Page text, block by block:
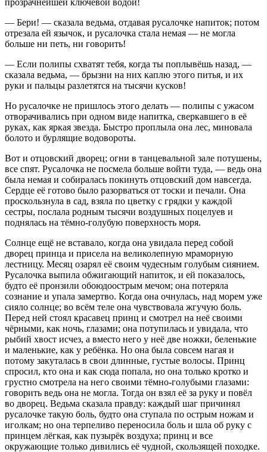
— Бери! — сказала ведьма, отдавая русалочке напиток; потом
отрезала ей язычок, и русалочка стала немая — не могла
больше ни петь, ни говорить!
— Если полипы схватят тебя, когда ты поплывёшь назад, —
сказала ведьма, — брызни на них каплю этого питья, и их
руки и пальцы разлетятся на тысячи кусков!
Но русалочке не пришлось этого делать — полипы с ужасом
отворачивались при одном виде напитка, сверкавшего в её
руках, как яркая звезда. Быстро проплыла она лес, миновала
болото и бурлящие водовороты.
Вот и отцовский дворец; огни в танцевальной зале потушены,
все спят. Русалочка не посмела больше войти туда, — ведь она
была немая и собиралась покинуть отцовский дом навсегда.
Сердце её готово было разорваться от тоски и печали. Она
проскользнула в сад, взяла по цветку с грядки у каждой
сестры, послала родным тысячи воздушных поцелуев и
поднялась на тёмно-голубую поверхность моря.
Солнце ещё не вставало, когда она увидала перед собой
дворец принца и присела на великолепную мраморную
лестницу. Месяц озарял её своим чудесным голубым сиянием.
Русалочка выпила обжигающий напиток, и ей показалось,
будто её пронзили обоюдоострым мечом; она потеряла
сознание и упала замертво. Когда она очнулась, над морем уже
сияло солнце; во всём теле она чувствовала жгучую боль.
Перед ней стоял красавец принц и смотрел на неё своими
чёрными, как ночь, глазами; она потупилась и увидала, что
рыбий хвост исчез, а вместо него у неё две ножки, беленькие
и маленькие, как у ребёнка. Но она была совсем нагая и
потому закуталась в свои длинные, густые волосы. Принц
спросил, кто она и как сюда попала, но она только кротко и
грустно смотрела на него своими тёмно-голубыми глазами:
говорить ведь она не могла. Тогда он взял её за руку и повёл
во дворец. Ведьма сказала правду: каждый шаг причинял
русалочке такую боль, будто она ступала по острым ножам и
иголкам; но она терпеливо переносила боль и шла об руку с
принцем лёгкая, как пузырёк воздуха; принц и все
окружающие только дивились её чудной, скользящей походке.